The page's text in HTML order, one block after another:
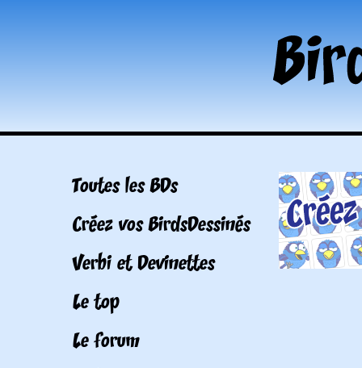
Toutes les BDs
Créez vos BirdsDessinés
Verbi et Devinettes
Le top
Le forum